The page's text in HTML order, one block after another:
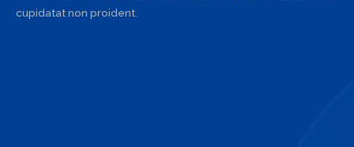
cupidatat non proident.